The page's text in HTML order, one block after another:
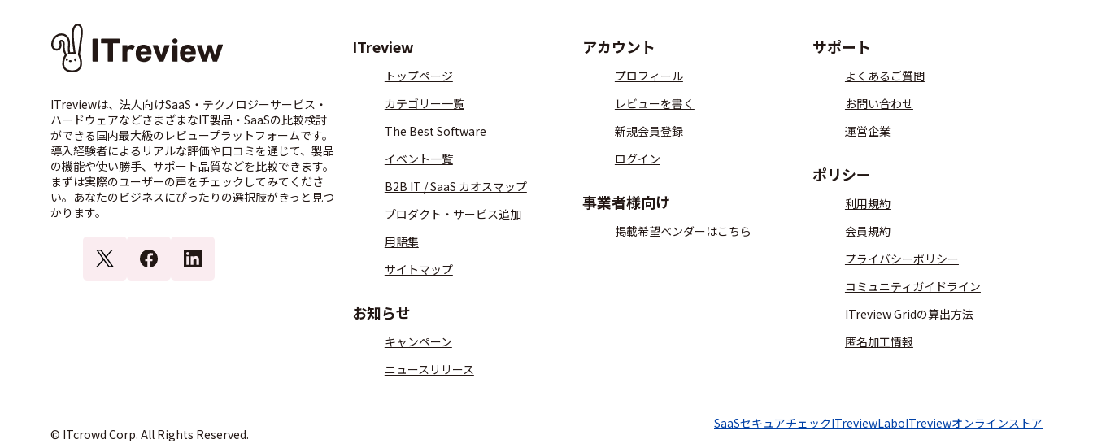
ITreviewは、法人向けSaaS・テクノロジーサービス・
ハードウェアなどさまざまなIT製品・SaaSの比較検討
ができる国内最大級のレビュープラットフォームです。
導入経験者によるリアルな評価や口コミを通じて、製品
の機能や使い勝手、サポート品質などを比較できます。
まずは実際のユーザーの声をチェックしてみてくださ
い。あなたのビジネスにぴったりの選択肢がきっと見つ
かります。
ITreview
トップページ
カテゴリー一覧
The Best Software
イベント一覧
B2B IT / SaaS カオスマップ
プロダクト・サービス追加
用語集
サイトマップ
お知らせ
キャンペーン
ニュースリリース
アカウント
プロフィール
レビューを書く
新規会員登録
ログイン
事業者様向け
掲載希望ベンダーはこちら
サポート
よくあるご質問
お問い合わせ
運営企業
ポリシー
利用規約
会員規約
プライバシーポリシー
コミュニティガイドライン
ITreview Gridの算出方法
匿名加工情報
© ITcrowd Corp. All Rights Reserved.
SaaSセキュアチェックITreviewLaboITreviewオンラインストア